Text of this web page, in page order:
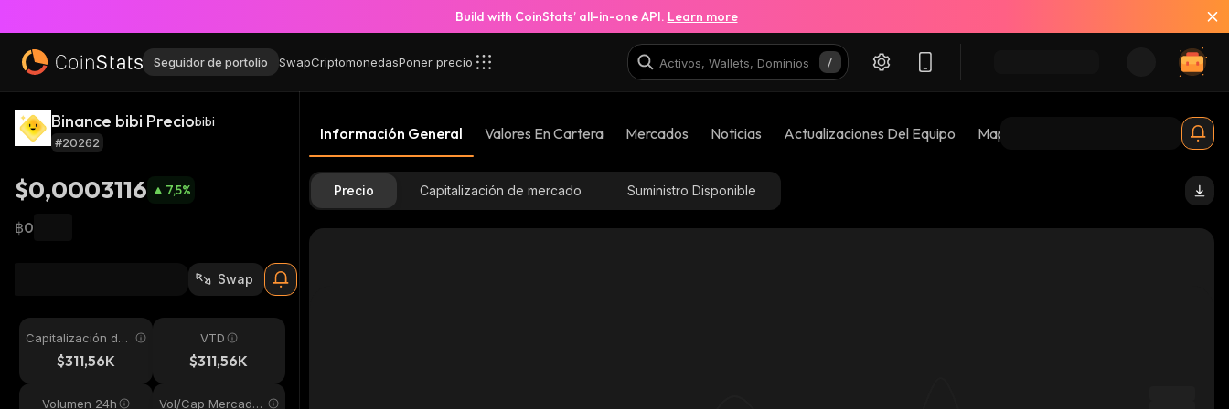
Build with CoinStats’ all-in-one API. Learn more
Seguidor de portolio SwapCriptomonedasPoner precio
Binance bibi Preciobibi
#20262
$0,0003116 7,5%
฿0
Swap
Capitalización de
mercado$311,56K
VTD
$311,56K
Volumen 24h Vol/Cap Mercado
Información General Valores En Cartera Mercados Noticias Actualizaciones Del Equipo Mapas De Burbujas
Precio Capitalización de mercado Suministro Disponible